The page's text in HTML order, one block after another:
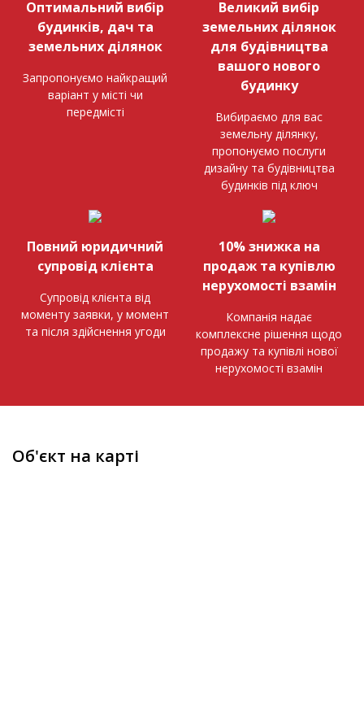
Оптимальний вибір
будинків, дач та
земельних ділянок
Запропонуємо найкращий
варіант у місті чи
передмісті
Великий вибір
земельних ділянок
для будівництва
вашого нового
будинку
Вибираємо для вас
земельну ділянку,
пропонуємо послуги
дизайну та будівництва
будинків під ключ
Повний юридичний
супровід клієнта
Супровід клієнта від
моменту заявки, у момент
та після здійснення угоди
10% знижка на
продаж та купівлю
нерухомості взамін
Компанія надає
комплексне рішення щодо
продажу та купівлі нової
нерухомості взамін
Об'єкт на карті